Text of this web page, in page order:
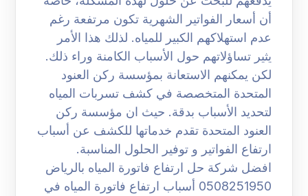
أن أسعار الفواتير الشهرية تكون مرتفعة رغم
عدم استهلاكهم الكبير للمياه. لذلك هذا الأمر
يثير تساؤلاتهم حول الأسباب الكامنة وراء ذلك.
لكن يمكنهم الاستعانة بمؤسسة ركن العنود
المتحدة المتخصصة في كشف تسربات المياه
لتحديد الأسباب بدقة. حيث ان مؤسسة ركن
العنود المتحدة تقدم خدماتها للكشف عن أسباب
ارتفاع الفواتير و توفير الحلول المناسبة.
افضل شركة حل ارتفاع فاتورة المياه بالرياض
0508251950 أسباب ارتفاع فاتورة المياه في